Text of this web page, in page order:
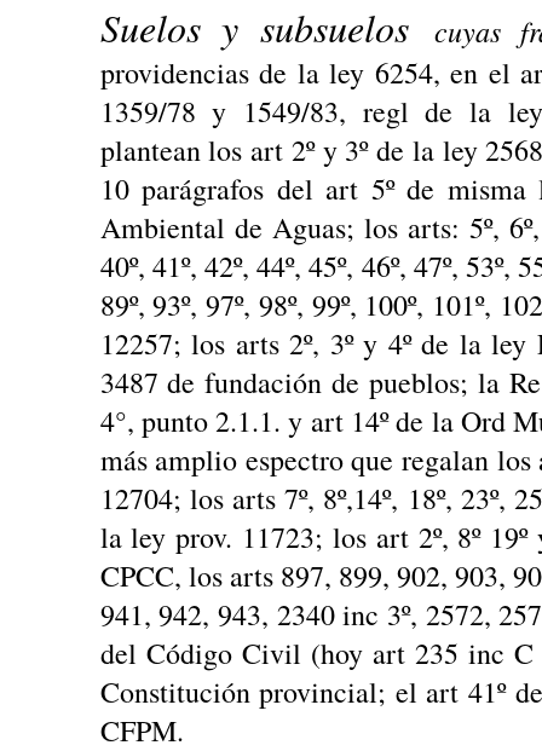
Suelos y subsuelos
cuyas
providencias de la ley 6254, en el
1359/78 y 1549/83, regl de la
plantean los art 2º y 3º de la ley
10 parágrafos del art 5º de misma
Ambiental de Aguas; los arts: 5º, 6º,
40º, 41º, 42º, 44º, 45º, 46º, 47º, 53º,
89º, 93º, 97º, 98º, 99º, 100º, 101º,
12257; los arts 2º, 3º y 4º de la
3487 de fundación de pueblos; la
4°, punto 2.1.1. y art 14º de la Ord
más amplio espectro que regalan
12704; los arts 7º, 8º,14º, 18º, 23º,
la ley prov. 11723; los art 2º, 8º
CPCC, los arts 897, 899, 902, 903,
941, 942, 943, 2340 inc 3º, 2572,
del Código Civil (hoy art 235 inc C
Constitución provincial; el art 41º
CFPM.